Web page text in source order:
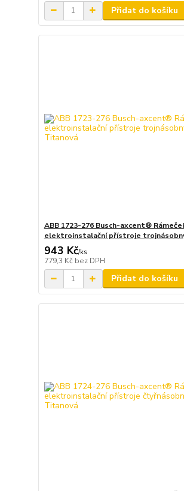
Přidat do košíku
ABB 1723-276 Busch-axcent®
elektroinstalační přístroje
943 Kč/ks
779,3 Kč bez DPH
Přidat do košíku